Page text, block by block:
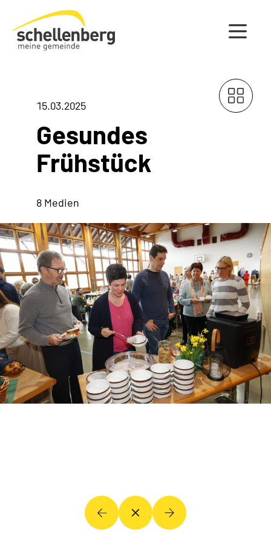
Gemeinde Schellenberg Startseite
15.03.2025
Gesundes
Frühstück
8 Medien